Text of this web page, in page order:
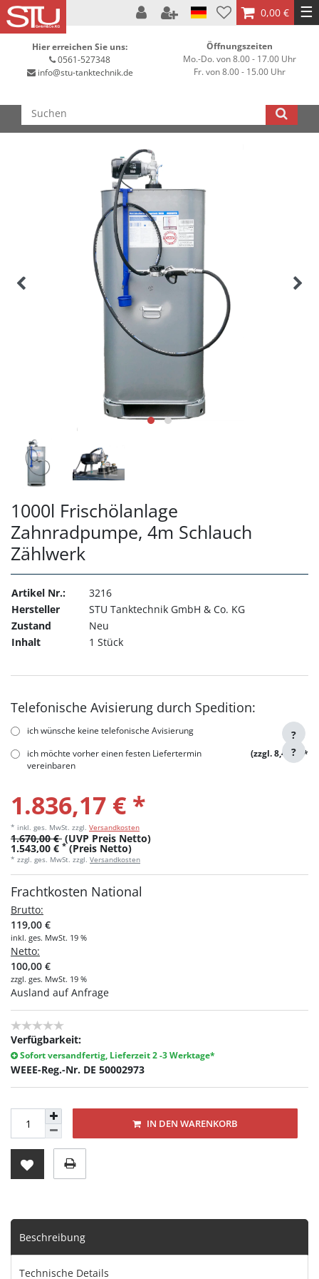
0,00 € ☰
Hier erreichen Sie uns:
0561-527348
info@stu-tanktechnik.de
Öffnungszeiten
Mo.-Do. von 8.00 - 17.00 Uhr
Fr. von 8.00 - 15.00 Uhr
1000l Frischölanlage
Zahnradpumpe, 4m Schlauch
Zählwerk
Artikel Nr.:
3216
Hersteller
STU Tanktechnik GmbH & Co. KG
Zustand
Neu
Inhalt
1 Stück
Telefonische Avisierung durch Spedition:
ich wünsche keine telefonische Avisierung ?
ich möchte vorher einen festen Liefertermin
vereinbaren
(zzgl. 8,40 €) *
?
1.836,17 € *
* inkl. ges. MwSt. zzgl. Versandkosten
1.670,00 € (UVP Preis Netto)
1.543,00 € * (Preis Netto)
* zzgl. ges. MwSt. zzgl. Versandkosten
Frachtkosten National
Brutto:
119,00 €
inkl. ges. MwSt. 19 %
Netto:
100,00 €
zzgl. ges. MwSt. 19 %
Ausland auf Anfrage
Verfügbarkeit:
Sofort versandfertig, Lieferzeit 2 -3 Werktage*
WEEE-Reg.-Nr. DE 50002973
IN DEN WARENKORB
Beschreibung
Technische Details